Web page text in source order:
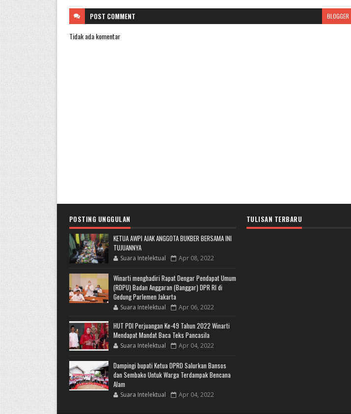
POST COMMENT BLOGGER
Tidak ada komentar
POSTING UNGGULAN
KETUA AWPI AJAK ANGGOTA BUKBER BERSAMA INI
TUJUANNYA
Suara Intelektual Apr 08, 2022
Winarti menghadiri Rapat Dengar Pendapat Umum
(RDPU) Badan Anggaran (Banggar) DPR RI di
Gedung Parlemen Jakarta
Suara Intelektual Apr 06, 2022
HUT PDI Perjuangan Ke-49 Tahun 2022 Winarti
Mendapat Mandat Baca Teks Pancasila
Suara Intelektual Apr 04, 2022
Dampingi bupati Ketua DPRD Salurkan Bansos
dan Sembako Untuk Warga Terdampak Bencana
Alam
Suara Intelektual Apr 04, 2022
TULISAN TERBARU